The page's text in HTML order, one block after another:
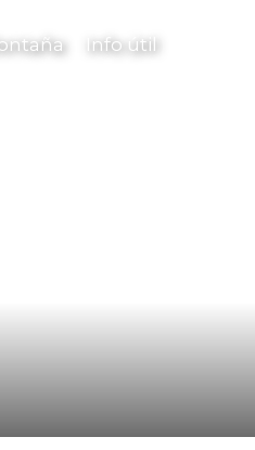
Info útil